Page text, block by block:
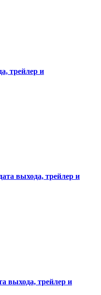
трейлер и
выхода, трейлер и
выхода, трейлер и